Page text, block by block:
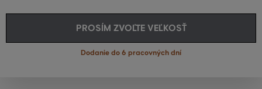
PROSÍM ZVOĽTE VEĽKOSŤ
Dodanie do 6 pracovných dní